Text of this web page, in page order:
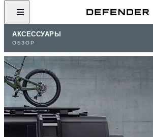
АКСЕССУАРЫ
ОБЗОР